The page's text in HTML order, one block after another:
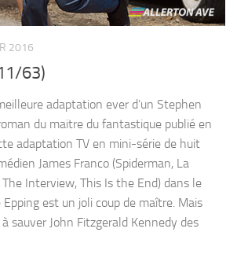
2016
63)
adaptation ever d’un Stephen
du maitre du fantastique publié en
adaptation TV en mini-série de huit
James Franco (Spiderman, La
Interview, This Is the End) dans le
Epping est un joli coup de maître. Mais
sauver John Fitzgerald Kennedy des